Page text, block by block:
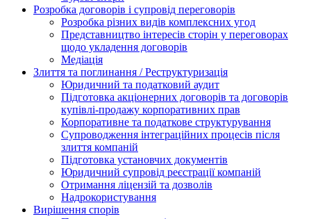
Розробка договорів і супровід переговорів
Розробка різних видів комплексних угод
Представництво інтересів сторін у переговорах
щодо укладення договорів
Медіація
Злиття та поглинання / Реструктуризація
Юридичний та податковий аудит
Підготовка акціонерних договорів та договорів
купівлі-продажу корпоративних прав
Корпоративне та податкове структурування
Супроводження інтеграційних процесів після
злиття компаній
Підготовка установчих документів
Юридичний супровід реєстрації компаній
Отримання ліцензій та дозволів
Надрокористування
Вирішення спорів